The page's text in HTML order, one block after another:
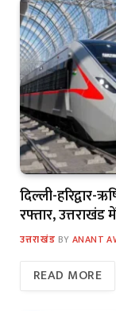
दिल्ली-
रफ्तार, उत्तराखंड
उत्तराखंड BY ANANT
READ MORE